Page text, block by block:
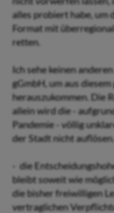
alles probiert habe, um
Format mit
retten.
Ich sehe keinen
gGmbH, um aus
herauszukommen. Die
allein wird die -
Pandemie - völlig
der Stadt nicht
- die
bleibt soweit wie
die bisher freiwilligen
vertraglichen